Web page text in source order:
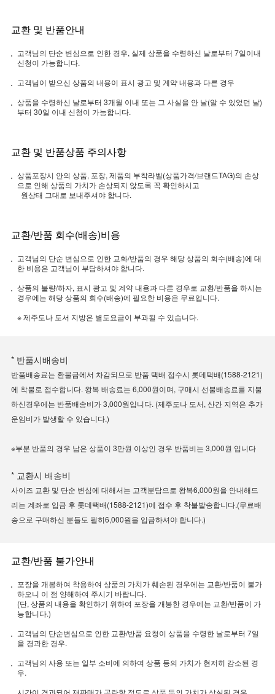
교환 및 반품안내
고객님의 단순 변심으로 인한 경우, 실제 상품을 수령하신 날로부터 7일이내
신청이 가능합니다.
고객님이 받으신 상품의 내용이 표시 광고 및 계약 내용과 다른 경우
상품을 수령하신 날로부터 3개월 이내 또는 그 사실을 안 날(알 수 있었던 날)
부터 30일 이내 신청이 가능합니다.
교환 및 반품상품 주의사항
상품포장시 안의 상품, 포장, 제품의 부착라벨(상품가격/브랜드TAG)의 손상
으로 인해 상품의 가치가 손상되지 않도록 꼭 확인하시고
원상태 그대로 보내주셔야 합니다.
교환/반품 회수(배송)비용
고객님의 단순 변심으로 인한 교화/반품의 경우 해당 상품의 회수(배송)에 대
한 비용은 고객님이 부담하셔야 합니다.
상품의 불량/하자, 표시 광고 및 계약 내용과 다른 경우로 교환/반품을 하시는
경우에는 해당 상품의 회수(배송)에 필요한 비용은 무료입니다.
※ 제주도나 도서 지방은 별도요금이 부과될 수 있습니다.
* 반품시배송비
반품배송료는 환불금에서 차감되므로 반품 택배 접수시 롯데택배(1588-2121)
에 착불로 접수합니다. 왕복 배송료는 6,000원이며, 구매시 선불배송료를 지불
하신경우에는 반품배송비가 3,000원입니다. (제주도나 도서, 산간 지역은 추가
운임비가 발생할 수 있습니다.)
※부분 반품의 경우 남은 상품이 3만원 이상인 경우 반품비는 3,000원 입니다
* 교환시 배송비
사이즈 교환 및 단순 변심에 대해서는 고객분담으로 왕복6,000원을 안내해드
리는 계좌로 입금 후 롯데택배(1588-2121)에 접수 후 착불발송합니다.(무료배
송으로 구매하신 분들도 필히6,000원을 입금하셔야 합니다.)
교환/반품 불가안내
포장을 개봉하여 착용하여 상품의 가치가 훼손된 경우에는 교환/반품이 불가
하오니 이 점 양해하여 주시기 바랍니다.
(단, 상품의 내용을 확인하기 위하여 포장을 개봉한 경우에는 교환/반품이 가
능합니다.)
고객님의 단순변심으로 인한 교환/반품 요청이 상품을 수령한 날로부터 7일
을 경과한 경우.
고객님의 사용 또는 일부 소비에 의하여 상품 등의 가치가 현저히 감소된 경
우.